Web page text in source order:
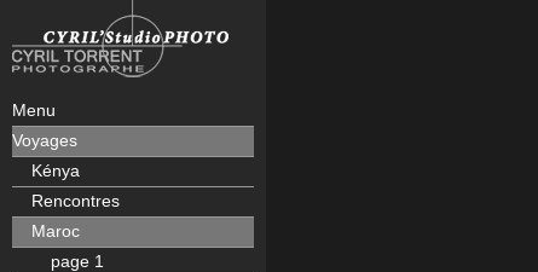
Menu
Voyages
Kénya
Rencontres
Maroc
page 1